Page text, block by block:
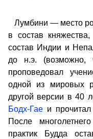
Лумбини — место
в состав
состав Индии и
до н.э.
проповедовал
одной из мировых
другой версии в 40
Бодх-Гае и
После
практик Будда